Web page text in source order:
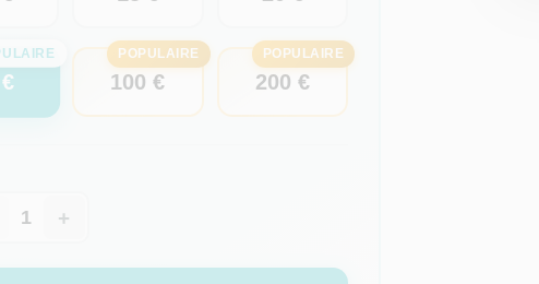
100 €
POPULAIRE
200 €
POPULAIRE
+